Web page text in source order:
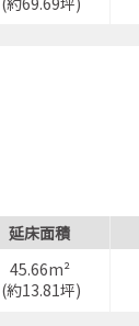
延床面積
45.66m²
(約13.81坪)